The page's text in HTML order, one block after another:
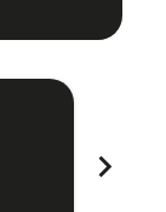
chevron_right